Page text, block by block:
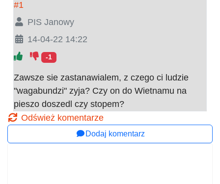
#1
PIS Janowy
14-04-22 14:22
-1
Zawsze sie zastanawialem, z czego ci ludzie
"wagabundzi" zyja? Czy on do Wietnamu na
pieszo doszedl czy stopem?
Odśwież komentarze
Dodaj komentarz